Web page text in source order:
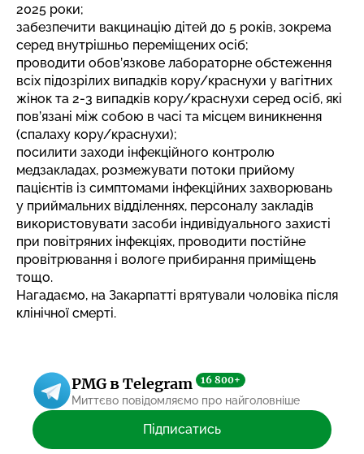
2025 роки;
забезпечити вакцинацію дітей до 5 років, зокрема
серед внутрішньо переміщених осіб;
проводити обов’язкове лабораторне обстеження
всіх підозрілих випадків кору/краснухи у вагітних
жінок та 2-3 випадків кору/краснухи серед осіб, які
пов’язані між собою в часі та місцем виникнення
(спалаху кору/краснухи);
посилити заходи інфекційного контролю
медзакладах, розмежувати потоки прийому
пацієнтів із симптомами інфекційних захворювань
у приймальних відділеннях, персоналу закладів
використовувати засоби індивідуального захисті
при повітряних інфекціях, проводити постійне
провітрювання і вологе прибирання приміщень
тощо.
Нагадаємо, на Закарпатті врятували чоловіка після
клінічної смерті.
PMG в Telegram 16 800+
Миттєво повідомляємо про найголовніше
Підписатись